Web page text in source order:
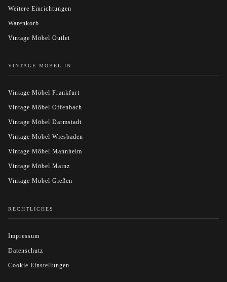
Weitere Einrichtungen
Warenkorb
Vintage Möbel Outlet
VINTAGE MÖBEL IN
Vintage Möbel Frankfurt
Vintage Möbel Offenbach
Vintage Möbel Darmstadt
Vintage Möbel Wiesbaden
Vintage Möbel Mannheim
Vintage Möbel Mainz
Vintage Möbel Gießen
RECHTLICHES
Impressum
Datenschutz
Cookie Einstellungen